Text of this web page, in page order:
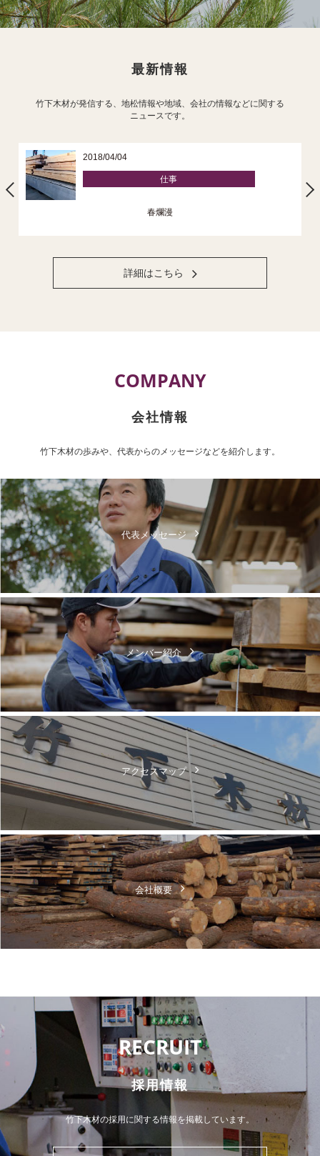
最新情報
竹下木材が発信する、地松情報や地域、会社の情報などに関する
ニュースです。
2018/04/04
仕事
春爛漫
詳細はこちら
COMPANY
会社情報
竹下木材の歩みや、代表からのメッセージなどを紹介します。
代表メッセージ
メンバー紹介
アクセスマップ
会社概要
RECRUIT
採用情報
竹下木材の採用に関する情報を掲載しています。